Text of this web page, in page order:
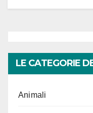
LE CATEGORIE
Animali